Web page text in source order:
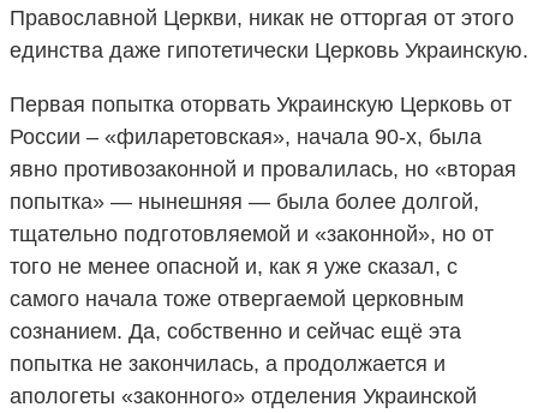
Православной Церкви, никак не отторгая от этого
единства даже гипотетически Церковь Украинскую.
Первая попытка оторвать Украинскую Церковь от
России – «филаретовская», начала 90-х, была
явно противозаконной и провалилась, но «вторая
попытка» — нынешняя — была более долгой,
тщательно подготовляемой и «законной», но от
того не менее опасной и, как я уже сказал, с
самого начала тоже отвергаемой церковным
сознанием. Да, собственно и сейчас ещё эта
попытка не закончилась, а продолжается и
апологеты «законного» отделения Украинской